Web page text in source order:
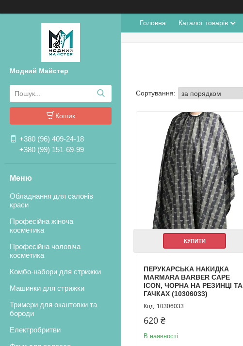
Модний Майстер
Кошик
+380 (96) 409-24-18
+380 (99) 151-69-99
Обладнання для салонів
краси
Професійна жіноча
косметика
Професійна чоловіча
косметика
Комбо-набори для стрижки
Машинки для стрижки
Тримери для окантовки та
бороди
Електробритви
Головна Каталог товарів
КУПИТИ
ПЕРУКАРСЬКА НАКИДКА
MARMARA BARBER CAPE
ICON, ЧОРНА НА РЕЗИНЦІ ТА
ГАЧКАХ (10306033)
10306033
620 ₴
В наявності